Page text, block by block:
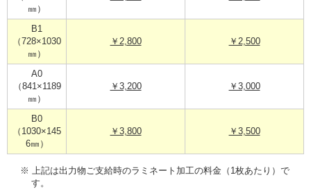
㎜）
B1
（728×1030
㎜）
￥2,800 ￥2,500
A0
（841×1189
㎜）
￥3,200 ￥3,000
B0
（1030×145
6㎜）
￥3,800 ￥3,500
※ 上記は出力物ご支給時のラミネート加工の料金（1枚あたり）で
す。